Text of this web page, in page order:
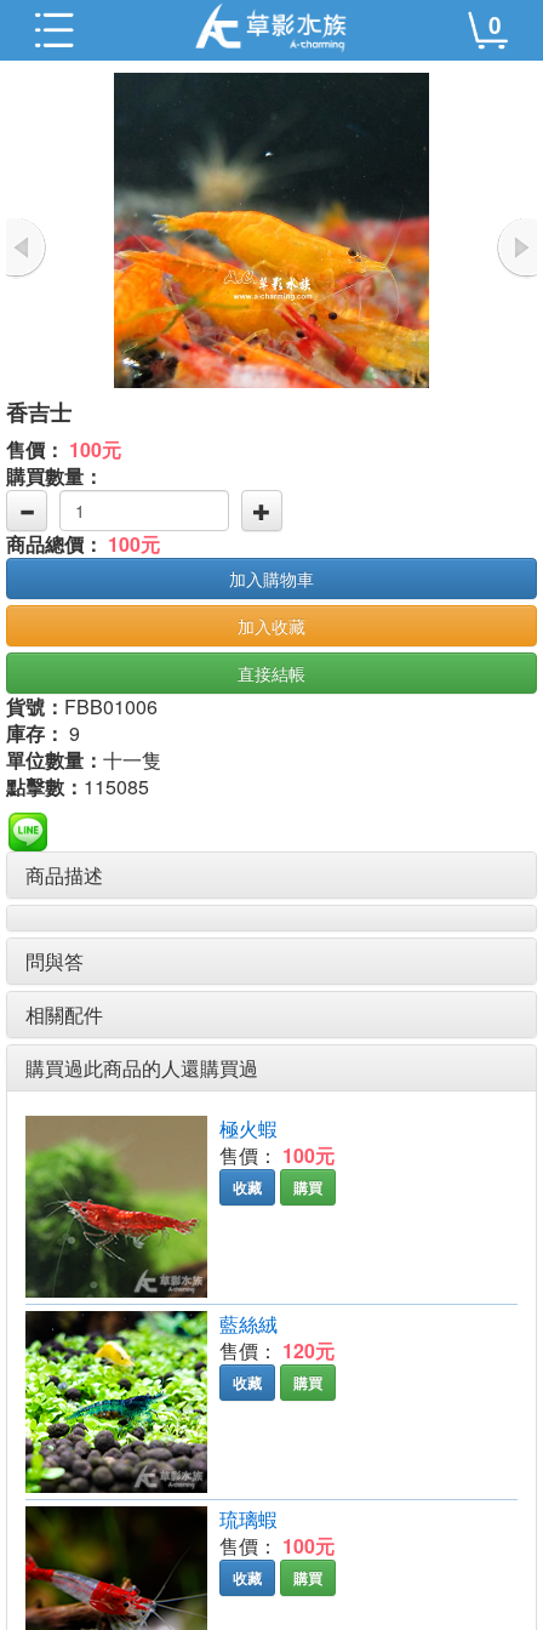
0
香吉士
售價： 100元
購買數量：
商品總價： 100元
加入購物車
加入收藏
直接結帳
貨號： FBB01006
庫存： 9
單位數量： 十一隻
點擊數： 115085
商品描述
問與答
相關配件
購買過此商品的人還購買過
極火蝦
售價： 100元
收藏 購買
藍絲絨
售價： 120元
收藏 購買
琉璃蝦
售價： 100元
收藏 購買